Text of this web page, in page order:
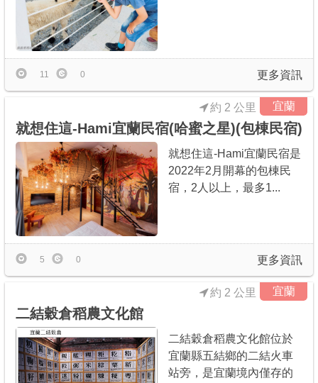
更多資訊
11 0
宜蘭
就想住這-Hami宜蘭民宿(哈蜜之星)(包棟民宿)
約 2 公里
就想住這-Hami宜蘭民宿是
2022年2月開幕的包棟民
宿，2人以上，最多1...
更多資訊
5 0
宜蘭
二結穀倉稻農文化館
約 2 公里
二結穀倉稻農文化館位於
宜蘭縣五結鄉的二結火車
站旁，是宜蘭境內僅存的